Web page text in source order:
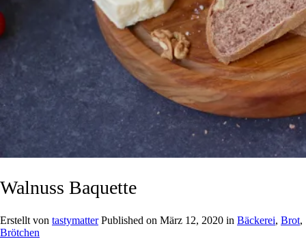
Walnuss Baquette
Erstellt von tastymatter Published on März 12, 2020 in Bäckerei, Brot,
Brötchen